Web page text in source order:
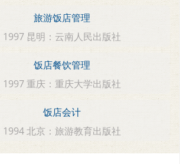
旅游饭店管理
1997 昆明：云南人民出版社
饭店餐饮管理
1997 重庆：重庆大学出版社
饭店会计
1994 北京：旅游教育出版社